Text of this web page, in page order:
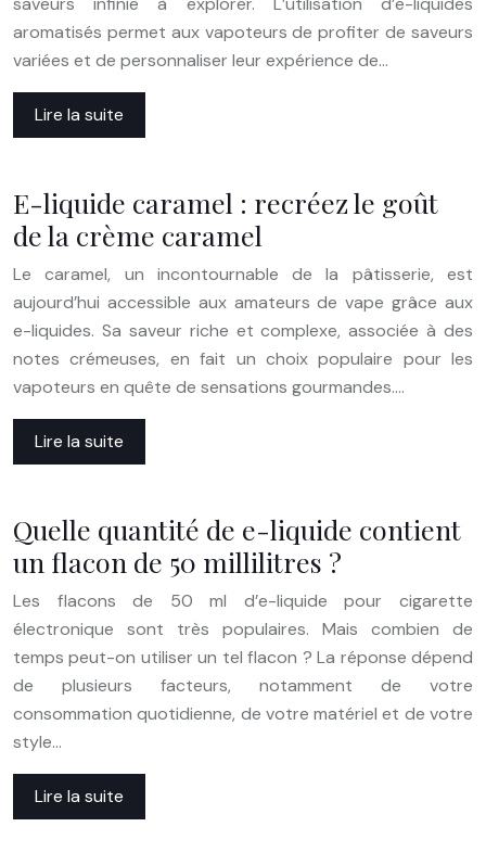
aromatisés permet aux vapoteurs de profiter de saveurs
variées et de personnaliser leur expérience de…
Lire la suite
E-liquide caramel : recréez le goût
de la crème caramel
Le caramel, un incontournable de la pâtisserie, est
aujourd’hui accessible aux amateurs de vape grâce aux
e-liquides. Sa saveur riche et complexe, associée à des
notes crémeuses, en fait un choix populaire pour les
vapoteurs en quête de sensations gourmandes….
Lire la suite
Quelle quantité de e-liquide contient
un flacon de 50 millilitres ?
Les flacons de 50 ml d’e-liquide pour cigarette
électronique sont très populaires. Mais combien de
temps peut-on utiliser un tel flacon ? La réponse dépend
de plusieurs facteurs, notamment de votre
consommation quotidienne, de votre matériel et de votre
style…
Lire la suite